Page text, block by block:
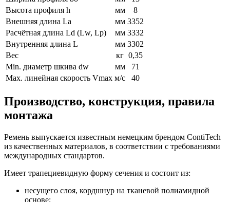
Высота профиля h
мм
8
Внешняя длина La
мм 3352
Расчётная длина Ld (Lw, Lp)
мм 3332
Внутренняя длина L
мм 3302
Вес
кг 0,35
Min. диаметр шкива dw
мм
71
Max. линейная скорость Vmax м/с 40
Производство, конструкция, правила
монтажа
Ремень выпускается известным немецким брендом ContiTech
из качественных материалов, в соответствии с требованиями
международных стандартов.
Имеет трапециевидную форму сечения и состоит из:
несущего слоя, кордшнур на тканевой полиамидной
основе;